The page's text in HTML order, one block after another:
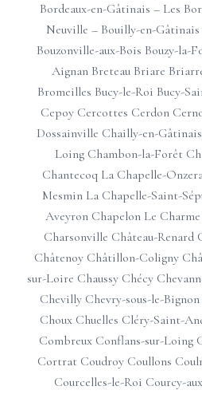
Bordeaux-en-Gâtinais – Les
Neuville – Bouilly-en-Gâtinais
Bouzonville-aux-Bois Bouzy-la-
Aignan Breteau Briare
Bromeilles Bucy-le-Roi Bucy-
Cepoy Cercottes Cerdon
Dossainville Chailly-en-Gâtinais
Loing Chambon-la-Forêt
Chantecoq La Chapelle-
Mesmin La Chapelle-Saint-
Aveyron Chapelon Le Charme
Charsonville Château-Renard
Châtenoy Châtillon-Coligny
sur-Loire Chaussy Chécy
Chevilly Chevry-sous-le-Bignon
Choux Chuelles Cléry-Saint-
Combreux Conflans-sur-Loing
Cortrat Coudroy Coullons
Courcelles-le-Roi Courcy-